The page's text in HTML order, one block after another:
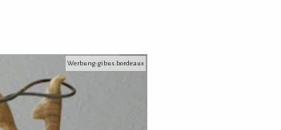
Werbung: gibus.bordeaux